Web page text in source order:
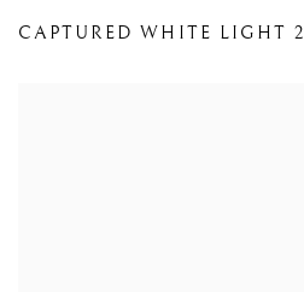
CAPTURED WHITE LIGHT 2